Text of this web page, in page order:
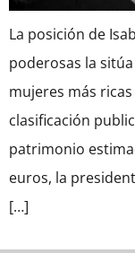
La posición de
poderosas la
mujeres más
clasificación
patrimonio
euros, la
[…]